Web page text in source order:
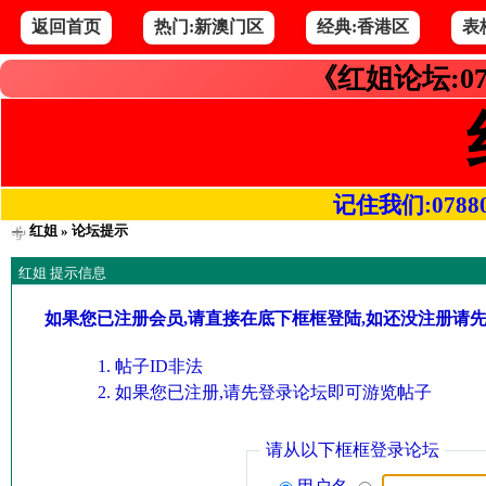
返回首页 热门:新澳门区 经典:香港区 表
《红姐论坛
记住我们
红姐» 论坛提示
红姐 提示信息
如果您已注册会员,请直接在底下框框登陆,如还没注册请
帖子ID非法
如果您已注册,请先登录论坛即可游览帖子
请从以下框框登录论坛